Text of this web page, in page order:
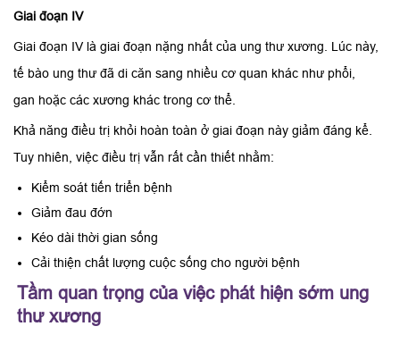
Giai đoạn IV
Giai đoạn IV là giai đoạn nặng nhất của ung thư xương. Lúc này,
tế bào ung thư đã di căn sang nhiều cơ quan khác như phổi,
gan hoặc các xương khác trong cơ thể.
Khả năng điều trị khỏi hoàn toàn ở giai đoạn này giảm đáng kể.
Tuy nhiên, việc điều trị vẫn rất cần thiết nhằm:
Kiểm soát tiến triển bệnh
Giảm đau đớn
Kéo dài thời gian sống
Cải thiện chất lượng cuộc sống cho người bệnh
Tầm quan trọng của việc phát hiện sớm ung
thư xương